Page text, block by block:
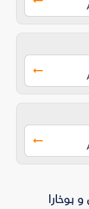
بوخارا